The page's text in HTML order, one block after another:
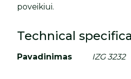
poveikiui.
Technical
Pavadinimas IZG 3232